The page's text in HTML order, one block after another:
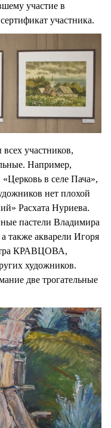
участие в
участника.
участников,
Например,
в селе Пача»,
нет плохой
Расхата Нуриева.
пастели Владимира
также акварели Игоря
КРАВЦОВА,
художников.
две трогательные